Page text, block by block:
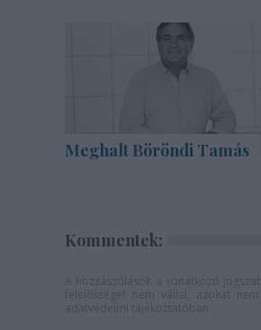
Meghalt Böröndi Tamás
Kommentek: